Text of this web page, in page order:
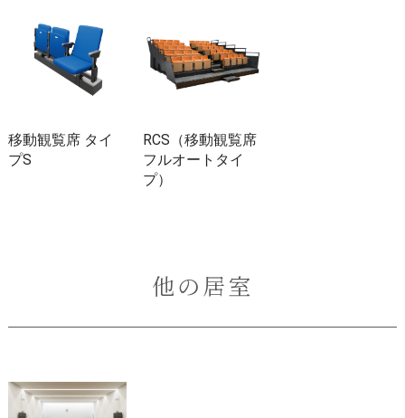
移動観覧席 タイ
プS
RCS（移動観覧席
フルオートタイ
プ）
他の居室